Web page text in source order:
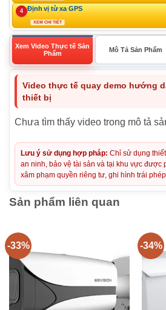
4 Định vị từ xa GPS
XEM CHI TIẾT
Xem Video Thực tế Sản
Phẩm
Mô Tả Sản Phẩm
Video thực tế quay demo hướng
thiết bị
Chưa tìm thấy video trong mô tả
Lưu ý sử dụng hợp pháp: Chỉ sử dụng
an ninh, bảo vệ tài sản và tại khu vực được
xâm phạm quyền riêng tư, ghi hình trái
Sản phẩm liên quan
-33% -34%